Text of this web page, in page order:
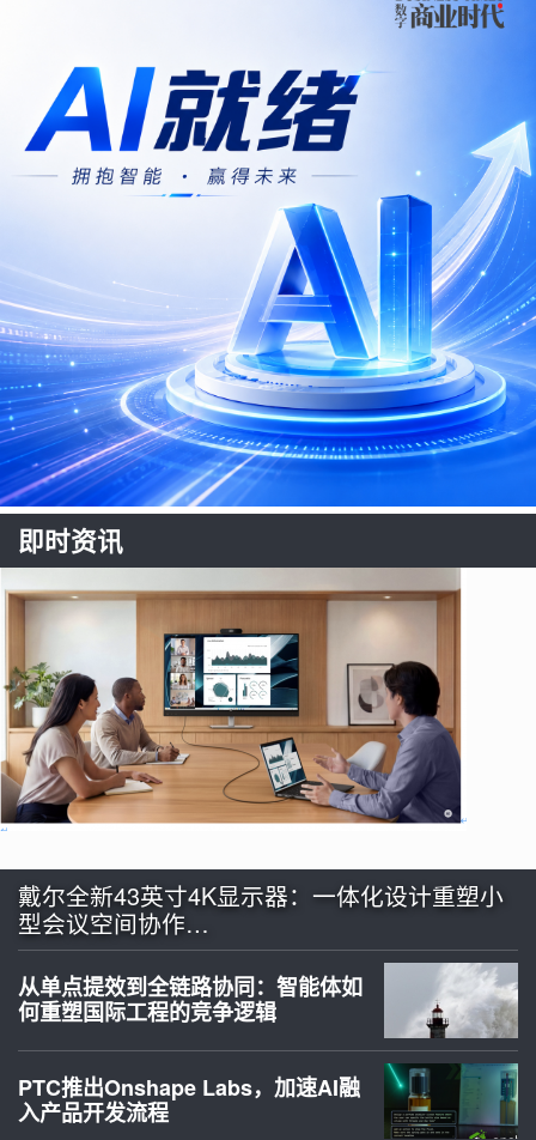
即时资讯
戴尔全新43英寸4K显示器：一体化设计重塑小
型会议空间协作…
从单点提效到全链路协同：智能体如
何重塑国际工程的竞争逻辑
PTC推出Onshape Labs，加速AI融
入产品开发流程